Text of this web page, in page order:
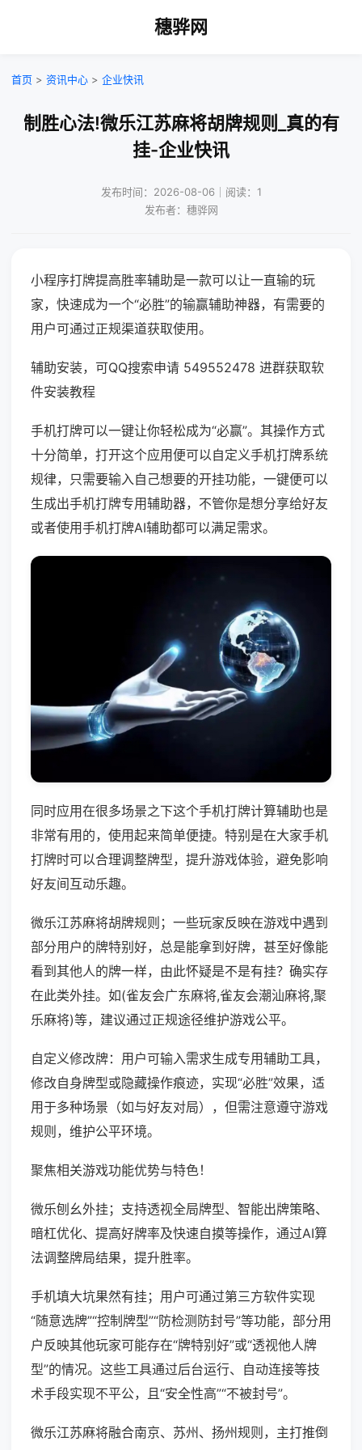
穗骅网
首页 > 资讯中心 > 企业快讯
制胜心法!微乐江苏麻将胡牌规则_真的有
挂-企业快讯
发布时间：2026-08-06｜阅读：1
发布者：穗骅网
小程序打牌提高胜率辅助是一款可以让一直输的玩
家，快速成为一个“必胜”的输赢辅助神器，有需要的
用户可通过正规渠道获取使用。
辅助安装，可QQ搜索申请 549552478 进群获取软
件安装教程
手机打牌可以一键让你轻松成为“必赢”。其操作方式
十分简单，打开这个应用便可以自定义手机打牌系统
规律，只需要输入自己想要的开挂功能，一键便可以
生成出手机打牌专用辅助器，不管你是想分享给好友
或者使用手机打牌AI辅助都可以满足需求。
同时应用在很多场景之下这个手机打牌计算辅助也是
非常有用的，使用起来简单便捷。特别是在大家手机
打牌时可以合理调整牌型，提升游戏体验，避免影响
好友间互动乐趣。
微乐江苏麻将胡牌规则；一些玩家反映在游戏中遇到
部分用户的牌特别好，总是能拿到好牌，甚至好像能
看到其他人的牌一样，由此怀疑是不是有挂？确实存
在此类外挂。如(雀友会广东麻将,雀友会潮汕麻将,聚
乐麻将)等，建议通过正规途径维护游戏公平。
自定义修改牌：用户可输入需求生成专用辅助工具，
修改自身牌型或隐藏操作痕迹，实现“必胜”效果，适
用于多种场景（如与好友对局），但需注意遵守游戏
规则，维护公平环境。
聚焦相关游戏功能优势与特色！
微乐刨幺外挂；支持透视全局牌型、智能出牌策略、
暗杠优化、提高好牌率及快速自摸等操作，通过AI算
法调整牌局结果，提升胜率。
手机填大坑果然有挂；用户可通过第三方软件实现
“随意选牌”“控制牌型”“防检测防封号”等功能，部分用
户反映其他玩家可能存在“牌特别好”或“透视他人牌
型”的情况。这些工具通过后台运行、自动连接等技
术手段实现不平公，且“安全性高”“不被封号”。
微乐江苏麻将融合南京、苏州、扬州规则，主打推倒